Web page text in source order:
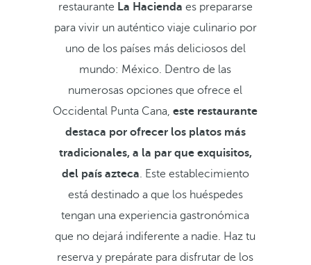
restaurante La Hacienda es prepararse
para vivir un auténtico viaje culinario por
uno de los países más deliciosos del
mundo: México. Dentro de las
numerosas opciones que ofrece el
Occidental Punta Cana,este restaurante
destaca por ofrecer los platos más
tradicionales, a la par que exquisitos,
del país azteca. Este establecimiento
está destinado a que los huéspedes
tengan una experiencia gastronómica
que no dejará indiferente a nadie. Haz tu
reserva y prepárate para disfrutar de los